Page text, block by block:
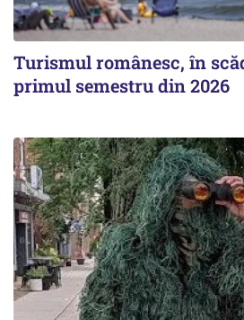
Turismul românesc, în
primul semestru din 2026